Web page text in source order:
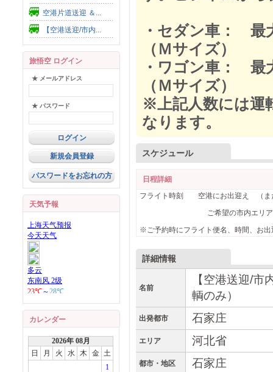
空港片道送迎 ＆...
【空港送迎/市内...
旅悟空 ログイン
★ メールアドレス
★ パスワード
新規会員登録
パスワードをお忘れの方
天気予報
カレンダー
2026年 08月
日
月 火 水 木 金 土
1
・セダン車：
（Ｍサイズ）
・ワゴン車：
（Ｍサイズ）
※上記人数には運
なります。
スケジュール
日程詳細
フライト時刻 空港にお出迎え （ま
ご希望の市内エリアへお送
※ご予約時にフライト便名、時間、お
詳細情報
名前
【空港送迎/
輌のみ）
出発都市 石家庄
エリア 河北省
都市・地区 石家庄